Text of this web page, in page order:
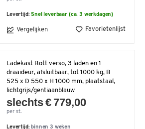
Levertijd:Snel leverbaar (ca. 3 werkdagen)
Vergelijken Favorietenlijst
Ladekast Bott verso, 3 laden en 1
draaideur, afsluitbaar, tot 1000 kg, B
525 x D 550 x H 1000 mm, plaatstaal,
lichtgrijs/gentiaanblauw
slechts € 779,00
per st.
Levertijd: binnen 3 weken